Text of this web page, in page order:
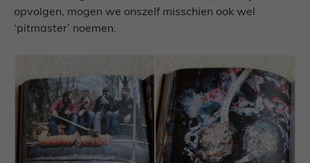
opvolgen, mogen we onszelf misschien ook wel
‘pitmaster’ noemen.